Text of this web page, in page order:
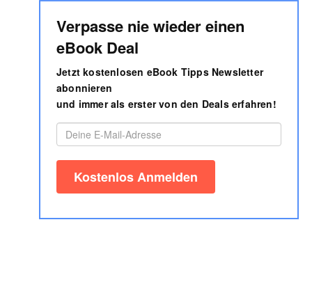
Verpasse nie wieder einen
eBook Deal
Jetzt kostenlosen eBook Tipps Newsletter
abonnieren
und immer als erster von den Deals erfahren!